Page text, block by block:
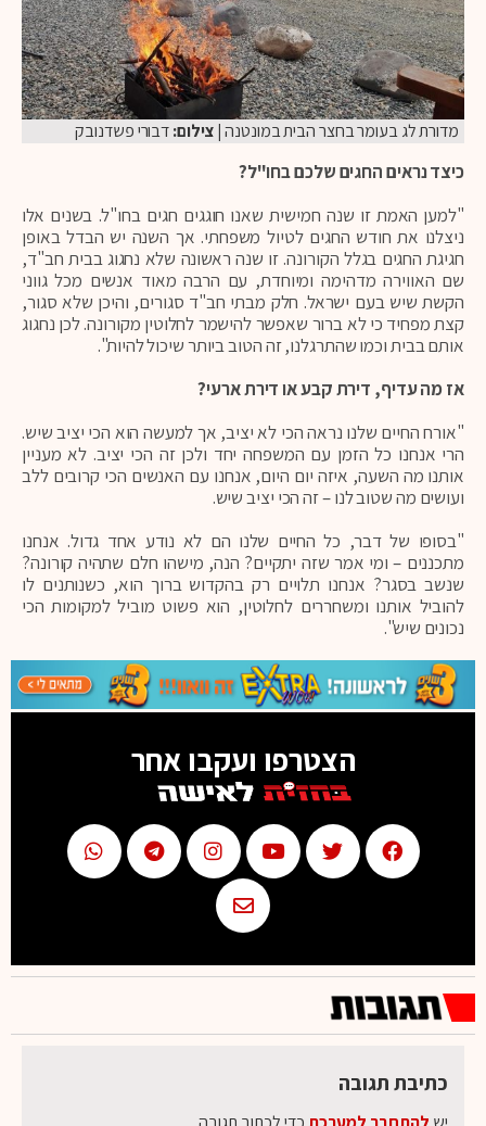
מדורת לג בעומר בחצר הבית במונטנה| צילום:דבורי פשדנובק
כיצד נראים החגים שלכם בחו"ל?
"למען האמת זו שנה חמישית שאנו חוגגים חגים בחו"ל. בשנים אלו
ניצלנו את חודש החגים לטיול משפחתי. אך השנה יש הבדל באופן
חגיגת החגים בגלל הקורונה. זו שנה ראשונה שלא נחגוג בבית חב"ד,
שם האווירה מדהימה ומיוחדת, עם הרבה מאוד אנשים מכל גווני
הקשת שיש בעם ישראל. חלק מבתי חב"ד סגורים, והיכן שלא סגור,
קצת מפחיד כי לא ברור שאפשר להישמר לחלוטין מקורונה. לכן נחגוג
אותם בבית וכמו שהתרגלנו, זה הטוב ביותר שיכול להיות".
אז מה עדיף, דירת קבע או דירת ארעי?
"אורח החיים שלנו נראה הכי לא יציב, אך למעשה הוא הכי יציב שיש.
הרי אנחנו כל הזמן עם המשפחה יחד ולכן זה הכי יציב. לא מעניין
אותנו מה השעה, איזה יום היום, אנחנו עם האנשים הכי קרובים ללב
ועושים מה שטוב לנו – זה הכי יציב שיש.
"בסופו של דבר, כל החיים שלנו הם לא נודע אחד גדול. אנחנו
מתכננים – ומי אמר שזה יתקיים? הנה, מישהו חלם שתהיה קורונה?
שנשב בסגר? אנחנו תלויים רק בהקדוש ברוך הוא, כשנותנים לו
להוביל אותנו ומשחררים לחלוטין, הוא פשוט מוביל למקומות הכי
נכונים שיש".
הצטרפו ועקבו אחר
כתיבת תגובה